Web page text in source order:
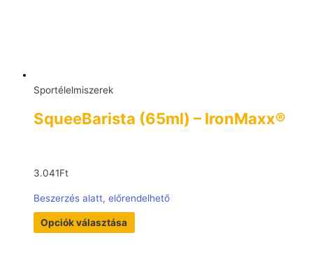
Sportélelmiszerek
SqueeBarista (65ml) – IronMaxx®
3.041Ft
Beszerzés alatt, előrendelhető
Opciók választása